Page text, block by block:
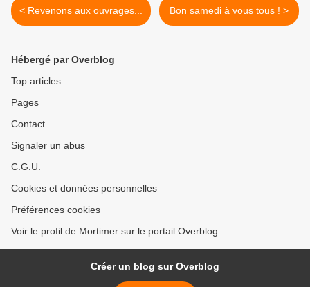
< Revenons aux ouvrages... Bon samedi à vous tous ! >
Hébergé par Overblog
Top articles
Pages
Contact
Signaler un abus
C.G.U.
Cookies et données personnelles
Préférences cookies
Voir le profil de Mortimer sur le portail Overblog
Créer un blog sur Overblog